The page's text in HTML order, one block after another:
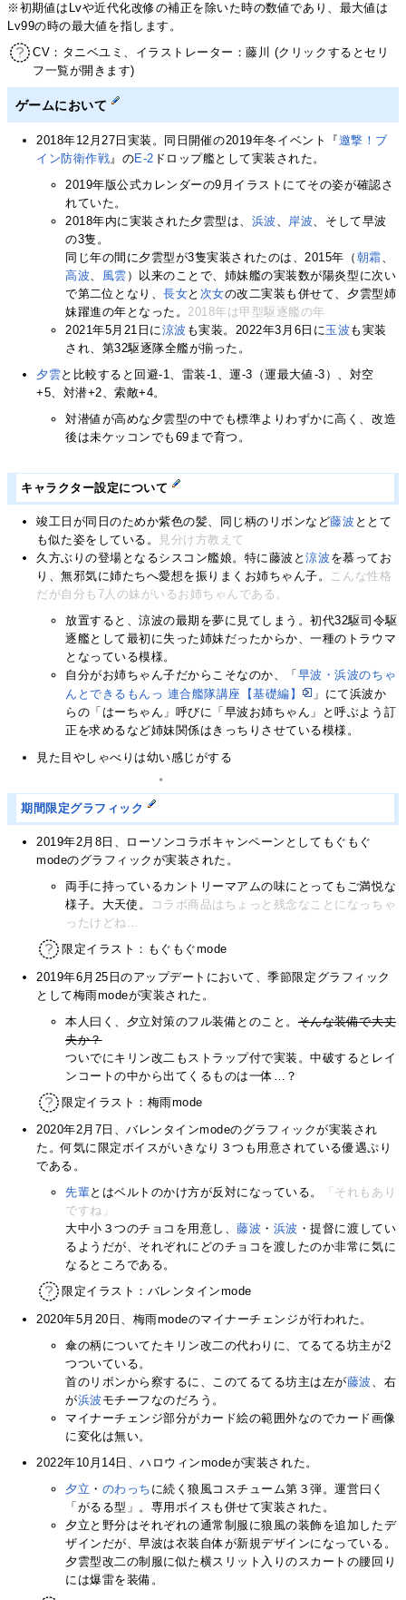
※初期値はLvや近代化改修の補正を除いた時の数値であり、最大値は
Lv99の時の最大値を指します。
CV：タニベユミ、イラストレーター：藤川 (クリックするとセリ
フ一覧が開きます)
ゲームにおいて
2018年12月27日実装。同日開催の2019年冬イベント『邀撃！ブ
イン防衛作戦 』のE-2 ドロップ艦として実装された。
2019年版公式カレンダーの9月イラストにてその姿が確認さ
れていた。
2018年内に実装された夕雲型は、 浜波 岸波 、そして早波
の3隻。
同じ年の間に夕雲型が3隻実装されたのは、2015年（ 朝霜
高波
風雲 ）以来のことで、姉妹艦の実装数が陽炎型に次い
で第二位となり、長女と 次女の改二実装も併せて、夕雲型姉
妹躍進の年となった。 2018年は甲型駆逐艦の年
2021年5月21日に涼波 も実装。2022年3月6日に玉波 も実装
され、第32駆逐隊全艦が揃った。
夕雲と比較すると回避-1、雷装-1、運-3（運最大値-3）、対空
+5、対潜+2、索敵+4。
対潜値が高めな夕雲型の中でも標準よりわずかに高く、改造
後は未ケッコンでも69まで育つ。
キャラクター設定について
竣工日が同日のためか紫色の髪、同じ柄のリボンなど藤波 ととて
も似た姿をしている。
見分け方教えて
久方ぶりの登場となるシスコン艦娘。特に藤波と涼波 を慕ってお
り、無邪気に姉たちへ愛想を振りまくお姉ちゃん子。
こんな性格
だが自分も 7人 の妹 がい る お姉ちゃんである。
放置すると、涼波の最期を夢に見てしまう。初代32駆司令駆
逐艦として最初に失った姉妹だったからか、一種のトラウマ
となっている模様。
自分がお姉ちゃん子だからこそなのか、「 早波・浜波のちゃ
んとできるもんっ 連合艦隊講座【基礎編】
」にて浜波か
らの「はーちゃん」呼びに「早波お姉ちゃん」と呼ぶよう訂
正を求めるなど姉妹関係はきっちりさせている模様。
見た目やしゃべりは幼い感じがする
。
期間限定グラフィック
2019年2月8日、ローソンコラボキャンペーンとしてもぐもぐ
modeのグラフィックが実装された。
両手に持っているカントリーマアムの味にとってもご満悦な
様子。大天使。
コラボ商品はちょっと残念なことになっちゃ
ったけどね…
限定イラスト：もぐもぐmode
2019年6月25日のアップデートにおいて、季節限定グラフィック
として梅雨modeが実装された。
本人曰く、夕立対策のフル装備とのこと。そんな装備で大丈
夫か？
ついでにキリン改二もストラップ付で実装。中破するとレイ
ンコートの中から出てくるものは一体…？
限定イラスト：梅雨mode
2020年2月7日、バレンタインmodeのグラフィックが実装され
た。何気に限定ボイスがいきなり３つも用意されている優遇ぷり
である。
先輩とはベルトのかけ方が反対になっている。
「それもあり
ですね」
大中小３つのチョコを用意し、藤波 ・ 浜波 ・提督に渡してい
るようだが、それぞれにどのチョコを渡したのか非常に気に
なるところである。
限定イラスト：バレンタインmode
2020年5月20日、梅雨modeのマイナーチェンジが行われた。
傘の柄についてたキリン改二の代わりに、てるてる坊主が2
つついている。
首のリボンから察するに、このてるてる坊主は左が藤波
、右
が浜波 モチーフなのだろう。
マイナーチェンジ部分がカード絵の範囲外なのでカード画像
に変化は無い。
2022年10月14日、ハロウィンmodeが実装された。
夕立 ・ のわっち に続く狼風コスチューム第３弾。運営曰く
「がるる型」。専用ボイスも併せて実装された。
夕立と野分はそれぞれの通常制服に狼風の装飾を追加したデ
ザインだが、早波は衣装自体が新規デザインになっている。
夕雲型改二の制服に似た横スリット入りのスカートの腰回り
には爆雷を装備。